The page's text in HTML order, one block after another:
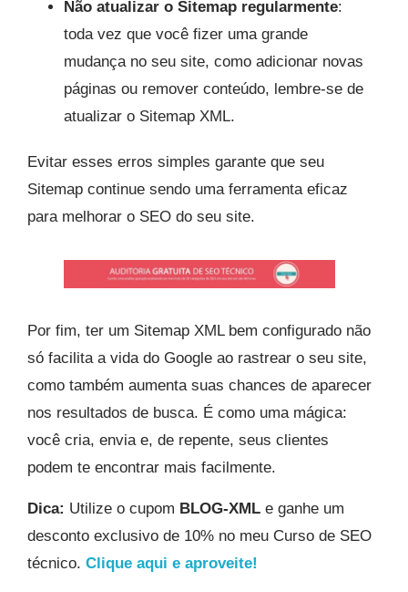
Não atualizar o Sitemap regularmente:
toda vez que você fizer uma grande
mudança no seu site, como adicionar novas
páginas ou remover conteúdo, lembre-se de
atualizar o Sitemap XML.
Evitar esses erros simples garante que seu
Sitemap continue sendo uma ferramenta eficaz
para melhorar o SEO do seu site.
Por fim, ter um Sitemap XML bem configurado não
só facilita a vida do Google ao rastrear o seu site,
como também aumenta suas chances de aparecer
nos resultados de busca. É como uma mágica:
você cria, envia e, de repente, seus clientes
podem te encontrar mais facilmente.
Dica: Utilize o cupom BLOG-XML e ganhe um
desconto exclusivo de 10% no meu Curso de SEO
técnico. Clique aqui e aproveite!